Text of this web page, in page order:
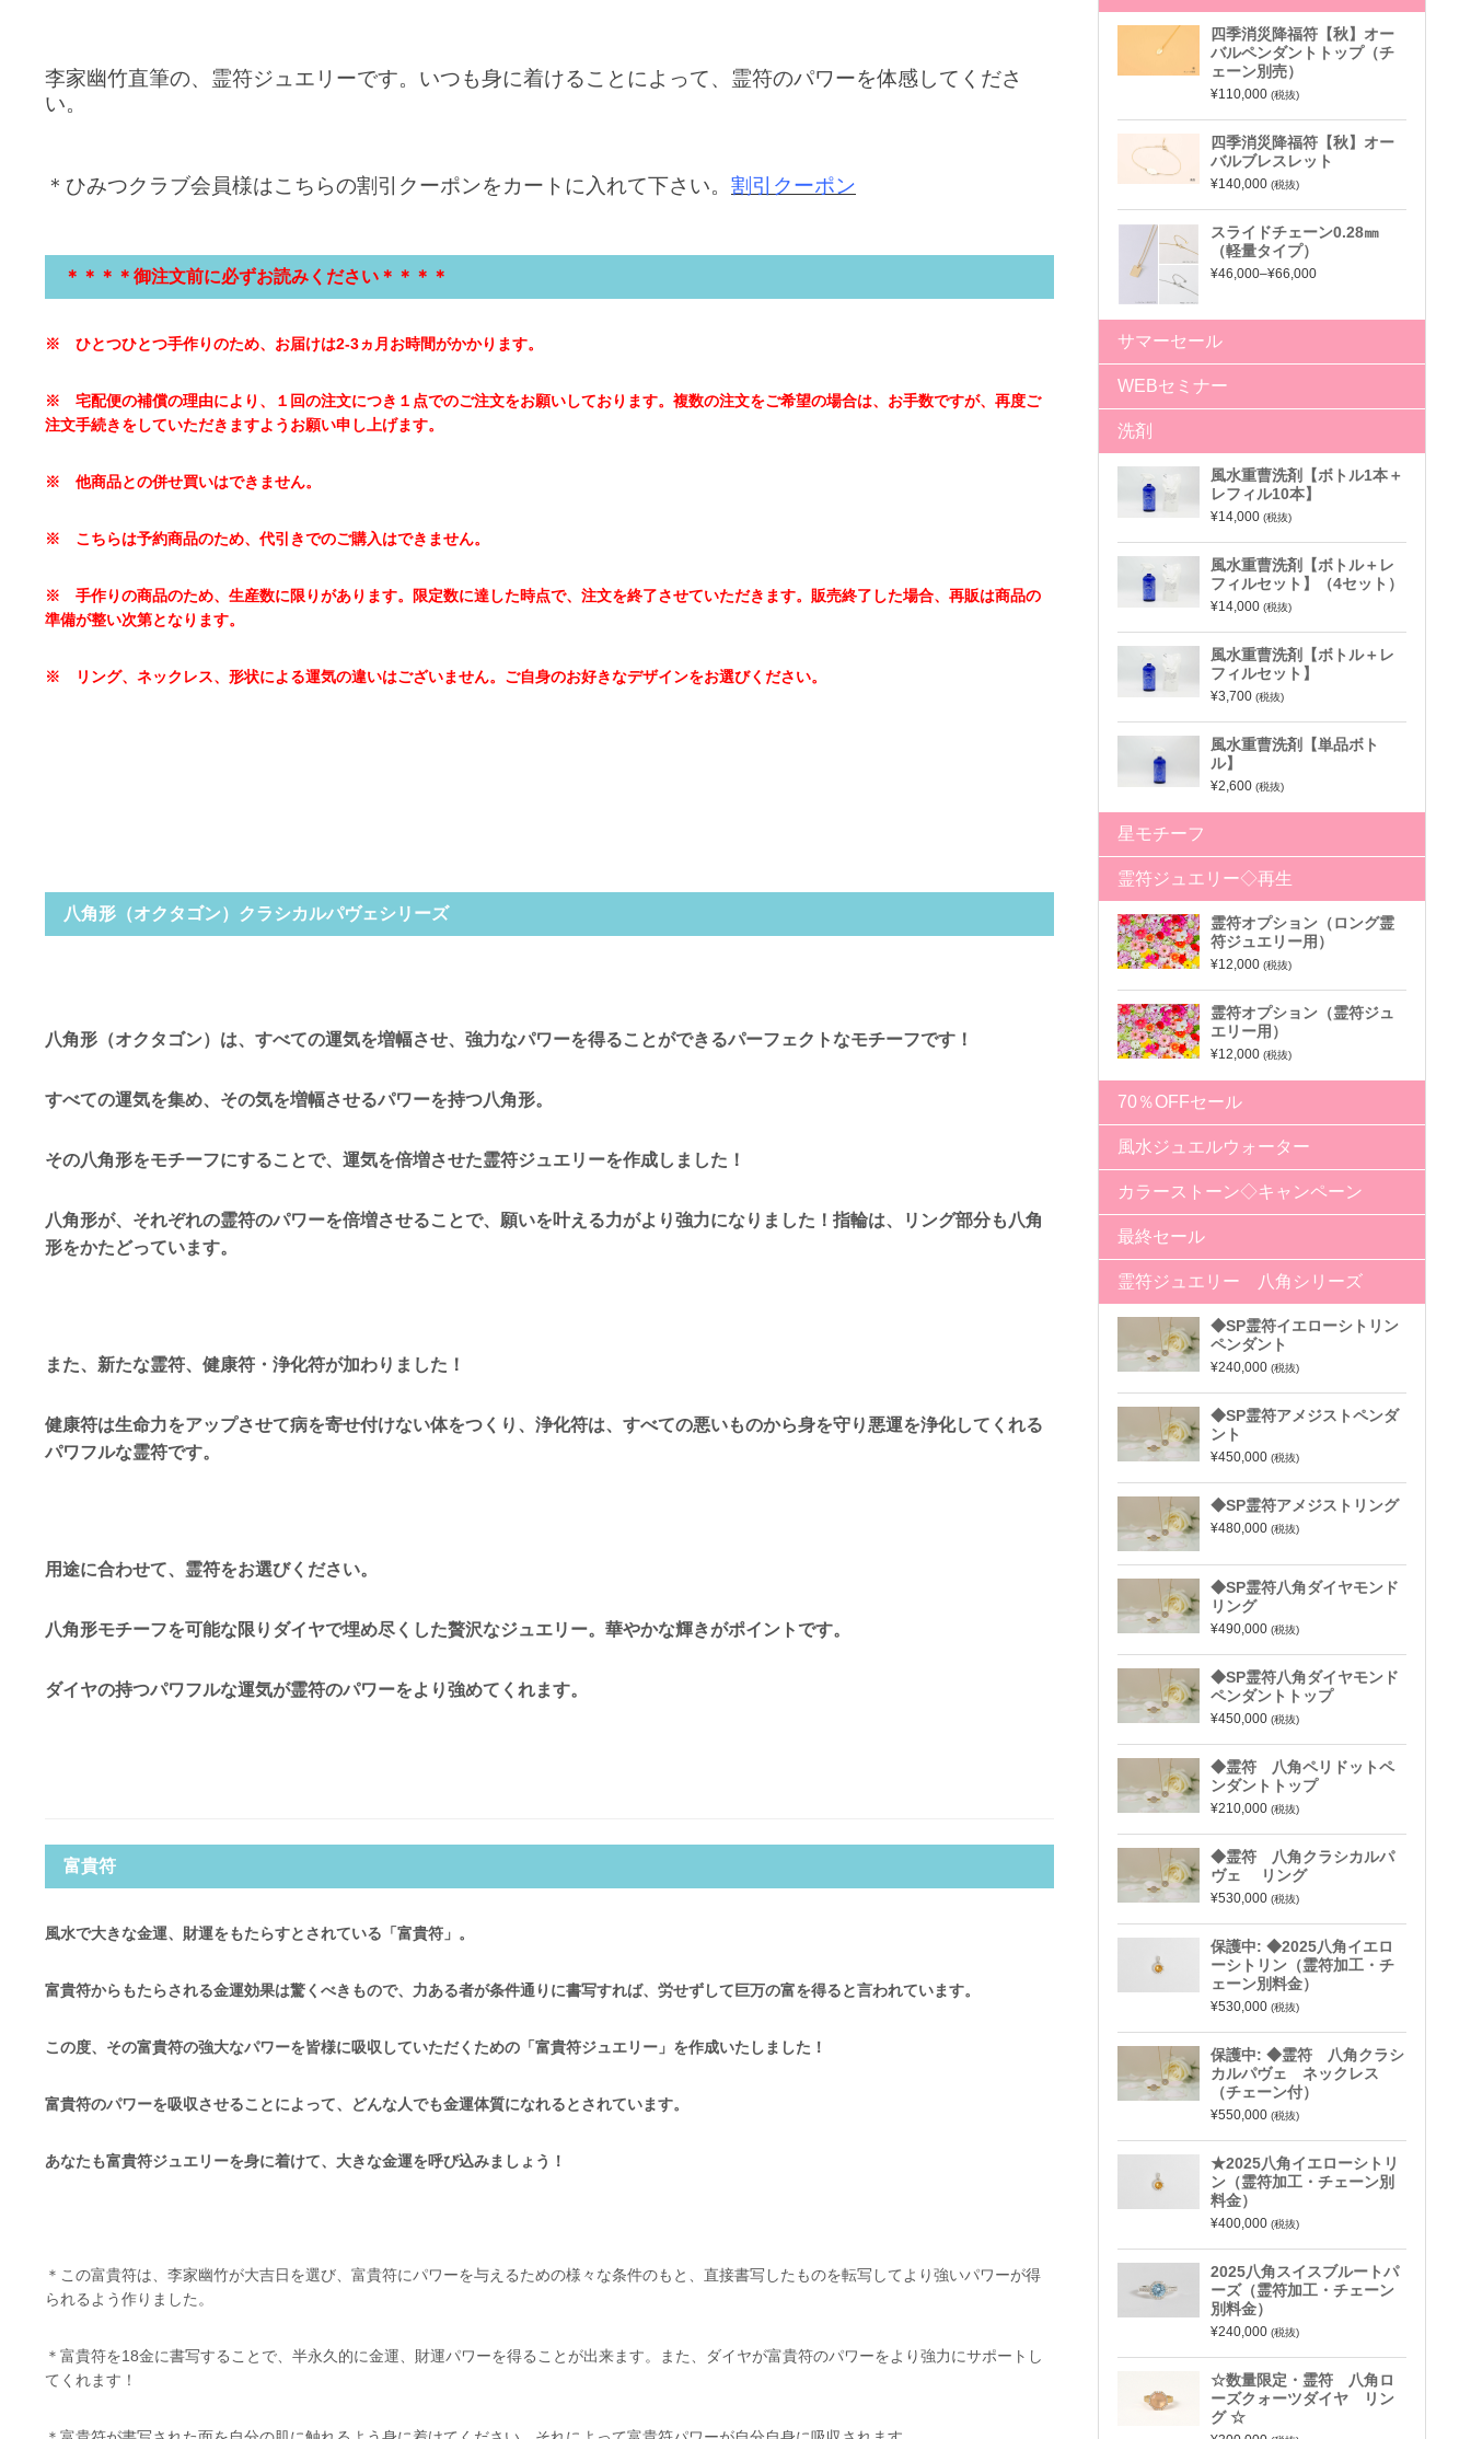
李家幽竹直筆の、霊符ジュエリーです。 いつも身に着けることによって、霊符のパワーを体感してくださ
い。
＊ひみつクラブ会員様はこちらの割引クーポンをカートに入れて下さい。 割引クーポン
＊＊＊＊御注文前に必ずお読みください＊＊＊＊
※ ひとつひとつ手作りのため、お届けは2-3ヵ月お時間がかかります。
※ 宅配便の補償の理由により、１回の注文につき１点でのご注文をお願いしております。複数の注文をご希望の場合は、お手数ですが、再度ご
注文手続きをしていただきますようお願い申し上げます。
※ 他商品との併せ買いはできません。
※ こちらは予約商品のため、代引きでのご購入はできません。
※ 手作りの商品のため、生産数に限りがあります。限定数に達した時点で、注文を終了させていただきます。販売終了した場合、再販は商品の
準備が整い次第となります。
※ リング、ネックレス、形状による運気の違いはございません。ご自身のお好きなデザインをお選びください。
八角形（オクタゴン）クラシカルパヴェシリーズ
八角形（オクタゴン）は、すべての運気を増幅させ、強力なパワーを得ることができるパーフェクトなモチーフです！
すべての運気を集め、その気を増幅させるパワーを持つ八角形。
その八角形をモチーフにすることで、運気を倍増させた霊符ジュエリーを作成しました！
八角形が、それぞれの霊符のパワーを倍増させることで、願いを叶える力がより強力になりました！指輪は、リング部分も八角
形をかたどっています。
また、新たな霊符、健康符・浄化符が加わりました！
健康符は生命力をアップさせて病を寄せ付けない体をつくり、浄化符は、すべての悪いものから身を守り悪運を浄化してくれる
パワフルな霊符です。
用途に合わせて、霊符をお選びください。
八角形モチーフを可能な限りダイヤで埋め尽くした贅沢なジュエリー。華やかな輝きがポイントです。
ダイヤの持つパワフルな運気が霊符のパワーをより強めてくれます。
富貴符
風水で大きな金運、財運をもたらすとされている「富貴符」。
富貴符からもたらされる金運効果は驚くべきもので、力ある者が条件通りに書写すれば、労せずして巨万の富を得ると言われています。
この度、その富貴符の強大なパワーを皆様に吸収していただくための「富貴符ジュエリー」を作成いたしました！
富貴符のパワーを吸収させることによって、どんな人でも金運体質になれるとされています。
あなたも富貴符ジュエリーを身に着けて、大きな金運を呼び込みましょう！
＊この富貴符は、李家幽竹が大吉日を選び、富貴符にパワーを与えるための様々な条件のもと、直接書写したものを転写してより強いパワーが得
られるよう作りました。
＊富貴符を18金に書写することで、半永久的に金運、財運パワーを得ることが出来ます。また、ダイヤが富貴符のパワーをより強力にサポートし
てくれます！
四季消災降福符【秋】オー
バルペンダントトップ（チ
ェーン別売）
¥110,000 (税抜)
四季消災降福符【秋】オー
バルブレスレット
¥140,000 (税抜)
スライドチェーン0.28㎜
（軽量タイプ）
¥46,000–¥66,000
サマーセール
WEBセミナー
洗剤
風水重曹洗剤【ボトル1本＋
レフィル10本】
¥14,000 (税抜)
風水重曹洗剤【ボトル＋レ
フィルセット】（4セット）
¥14,000 (税抜)
風水重曹洗剤【ボトル＋レ
フィルセット】
¥3,700 (税抜)
風水重曹洗剤【単品ボト
ル】
¥2,600 (税抜)
星モチーフ
霊符ジュエリー◇再生
霊符オプション（ロング霊
符ジュエリー用）
¥12,000 (税抜)
霊符オプション（霊符ジュ
エリー用）
¥12,000 (税抜)
70％OFFセール
風水ジュエルウォーター
カラーストーン◇キャンペーン
最終セール
霊符ジュエリー 八角シリーズ
◆SP霊符イエローシトリン
ペンダント
¥240,000 (税抜)
◆SP霊符アメジストペンダ
ント
¥450,000 (税抜)
◆SP霊符アメジストリング
¥480,000 (税抜)
◆SP霊符八角ダイヤモンド
リング
¥490,000 (税抜)
◆SP霊符八角ダイヤモンド
ペンダントトップ
¥450,000 (税抜)
◆霊符 八角ペリドットペ
ンダントトップ
¥210,000 (税抜)
◆霊符 八角クラシカルパ
ヴェ リング
¥530,000 (税抜)
保護中: ◆2025八角イエロ
ーシトリン（霊符加工・チ
ェーン別料金）
¥530,000 (税抜)
保護中: ◆霊符 八角クラシ
カルパヴェ ネックレス
（チェーン付）
¥550,000 (税抜)
★2025八角イエローシトリ
ン（霊符加工・チェーン別
料金）
¥400,000 (税抜)
2025八角スイスブルートパ
ーズ（霊符加工・チェーン
別料金）
¥240,000 (税抜)
☆数量限定・霊符 八角ロ
ーズクォーツダイヤ リン
グ ☆